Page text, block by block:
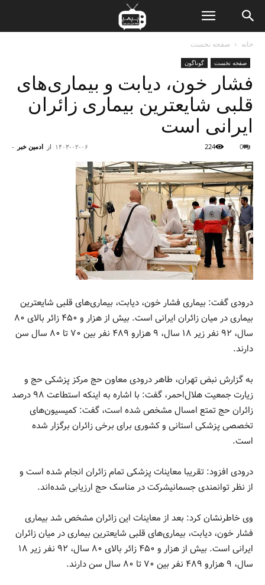
خانه صفحه نخست
صفحه نخست گوناگون
فشار خون، دیابت و بیماری‌های
قلبی شایعترین بیماری زائران
ایرانی است
از ادمین خبر - ۱۴۰۳-۰۲-۰۶ 0
224
درودی گفت: بیماری فشار خون، دیابت، بیماری‌های قلبی شایعترین
بیماری در میان زائران ایرانی است. بیش از هزار و ۴۵۰ زائر بالای ۸۰
سال، ۹۲ نفر زیر ۱۸ سال، ۹ هزارو ۴۸۹ نفر بین ۷۰ تا ۸۰ سال سن
دارند.
به گزارش نبض تهران، طاهر درودی معاون حج مرکز پزشکی حج و
زیارت جمعیت هلال‌احمر، گفت: با اشاره به اینکه استطاعت ۹۸ درصد
زائران حج تمتع امسال مشخص شده است، گفت: کمیسیون‌های
تخصصی پزشکی استانی و کشوری برای برخی زائران برگزار شده
است.
درودی افزود: تقریبا معاینات پزشکی تمام زائران انجام شده است و
از نظر توانمندی جسمانیشرکت در مناسک حج ارزیابی شده‌اند.
وی خاطرنشان کرد: بعد از معاینات این زائران مشخص شد بیماری
فشار خون، دیابت، بیماری‌های قلبی شایعترین بیماری در میان زائران
ایرانی است. بیش از هزار و ۴۵۰ زائر بالای ۸۰ سال، ۹۲ نفر زیر ۱۸
سال، ۹ هزارو ۴۸۹ نفر بین ۷۰ تا ۸۰ سال سن دارند.